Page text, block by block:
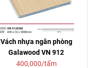
Vách nhựa ngăn phòng
Galawood VN 912
400,000/tấm